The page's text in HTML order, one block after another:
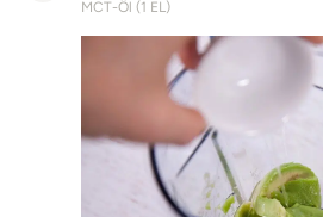
MCT-Öl (1 EL)